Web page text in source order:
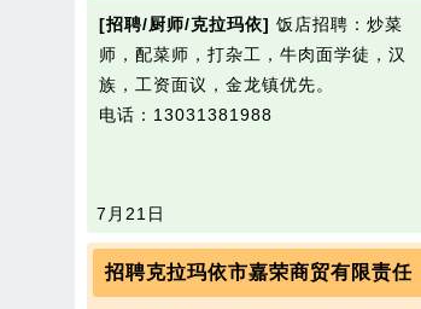
[招聘/厨师/克拉玛依] 饭店招聘：炒菜
师，配菜师，打杂工，牛肉面学徒，汉
族，工资面议，金龙镇优先。
电话：13031381988
7月21日
招聘克拉玛依市嘉荣商贸有限责任